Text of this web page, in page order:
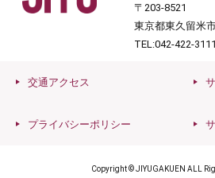
〒203-8521
東京都東久留米
TEL:042-422-
交通アクセス
プライバシーポリシー
Copyright © JIYUGAKUEN ALL